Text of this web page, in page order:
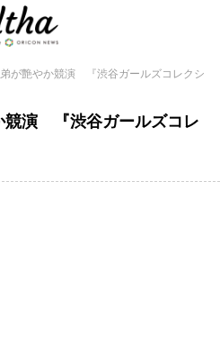
弟が艶やか競演 『渋谷ガールズコレクシ
競演 『渋谷ガールズコレ